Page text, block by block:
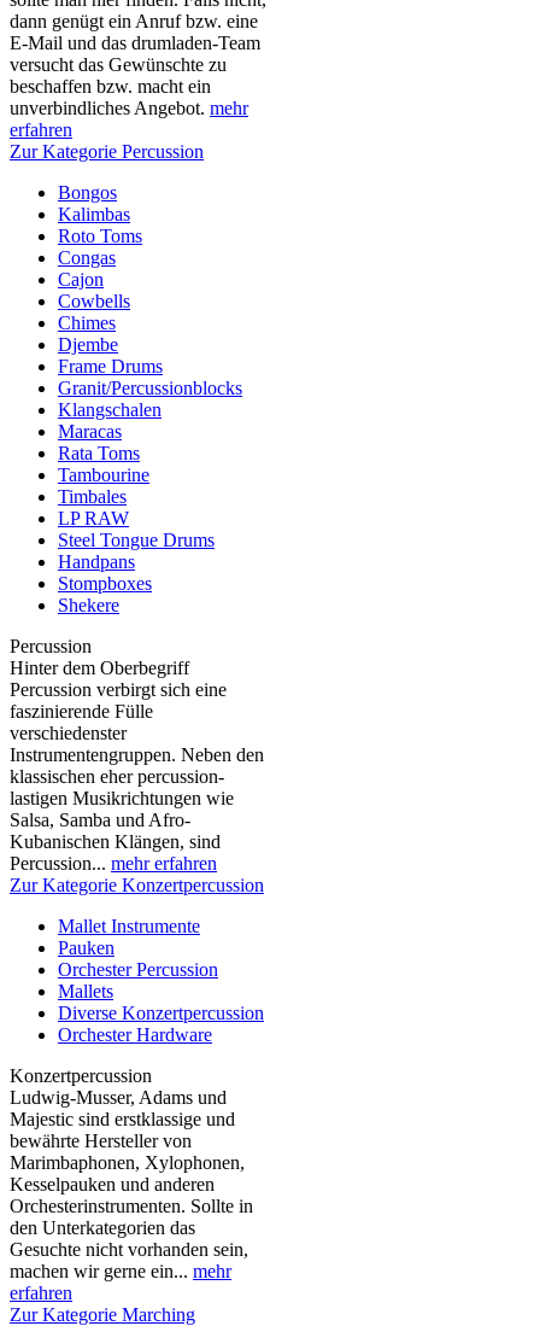
dann genügt ein Anruf bzw. eine
E-Mail und das drumladen-Team
versucht das Gewünschte zu
beschaffen bzw. macht ein
unverbindliches Angebot. mehr
erfahren
Zur Kategorie Percussion
Bongos
Kalimbas
Roto Toms
Congas
Cajon
Cowbells
Chimes
Djembe
Frame Drums
Granit/Percussionblocks
Klangschalen
Maracas
Rata Toms
Tambourine
Timbales
LP RAW
Steel Tongue Drums
Handpans
Stompboxes
Shekere
Percussion
Hinter dem Oberbegriff
Percussion verbirgt sich eine
faszinierende Fülle
verschiedenster
Instrumentengruppen. Neben den
klassischen eher percussion-
lastigen Musikrichtungen wie
Salsa, Samba und Afro-
Kubanischen Klängen, sind
Percussion... mehr erfahren
Zur Kategorie Konzertpercussion
Mallet Instrumente
Pauken
Orchester Percussion
Mallets
Diverse Konzertpercussion
Orchester Hardware
Konzertpercussion
Ludwig-Musser, Adams und
Majestic sind erstklassige und
bewährte Hersteller von
Marimbaphonen, Xylophonen,
Kesselpauken und anderen
Orchesterinstrumenten. Sollte in
den Unterkategorien das
Gesuchte nicht vorhanden sein,
machen wir gerne ein... mehr
erfahren
Zur Kategorie Marching